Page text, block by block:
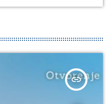
insert_link